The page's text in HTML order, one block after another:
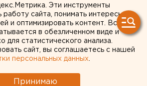
Андрей Мокрецов.
главу городского округа.
передает
ЕАН.
экс-глава муниципалитета
Эти инструменты
сайта, понимать интересы
и оптимизировать контент. Вся
в обезличенном виде и
для статистического анализа.
сайт, вы соглашаетесь с нашей
персональных данных
Принимаю